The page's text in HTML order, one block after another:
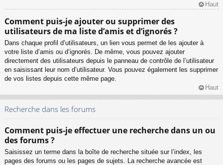
Haut
Comment puis-je ajouter ou supprimer des
utilisateurs de ma liste d’amis et d’ignorés ?
Dans chaque profil d’utilisateurs, un lien vous permet de les ajouter à
votre liste d’amis ou d’ignorés. De même, vous pouvez ajouter
directement des utilisateurs depuis le panneau de contrôle de l’utilisateur
en saisissant leur nom d’utilisateur. Vous pouvez également les supprimer
de vos listes depuis cette même page.
Haut
Recherche dans les forums
Comment puis-je effectuer une recherche dans un ou
des forums ?
Saisissez un terme dans la boîte de recherche située sur l’index, les
pages des forums ou les pages de sujets. La recherche avancée est